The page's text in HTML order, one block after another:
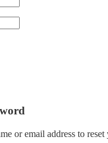
or email address to